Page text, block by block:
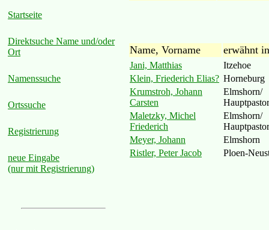
Startseite
Direktsuche Name und/oder
Ort
Namenssuche
Ortssuche
Registrierung
neue Eingabe
(nur mit Registrierung)
Name, Vorname erwähnt in
Jani, Matthias
Itzehoe
Klein, Friederich Elias? Horneburg
Krumstroh, Johann
Carsten
Elmshorn/
Maletzky, Michel
Friederich
Elmshorn/
Meyer, Johann
Elmshorn
Ristler, Peter Jacob
Ploen-